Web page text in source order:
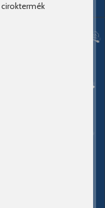
ciroktermék